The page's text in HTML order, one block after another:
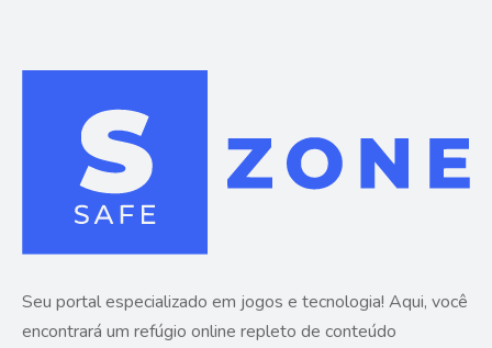
Seu portal especializado em jogos e tecnologia! Aqui, você
encontrará um refúgio online repleto de conteúdo